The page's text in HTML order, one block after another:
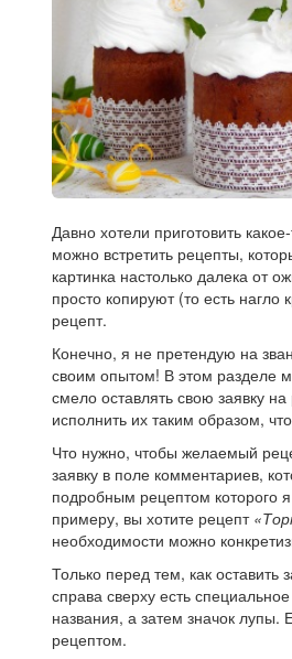
Давно хотели приготовить
можно встретить рецепты,
картинка настолько далека от
просто копируют (то есть
рецепт.
Конечно, я не претендую на
своим опытом! В этом разделе
смело оставлять свою заявку
исполнить их таким образом,
Что нужно, чтобы желаемый
заявку в поле комментариев,
подробным рецептом которого
примеру, вы хотите рецепт
необходимости можно
Только перед тем, как оставить
справа сверху есть
названия, а затем значок
рецептом.